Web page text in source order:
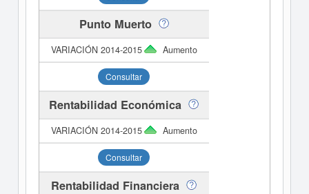
Punto Muerto
Aumento
Consultar
Rentabilidad Económica
Aumento
Consultar
Rentabilidad Financiera